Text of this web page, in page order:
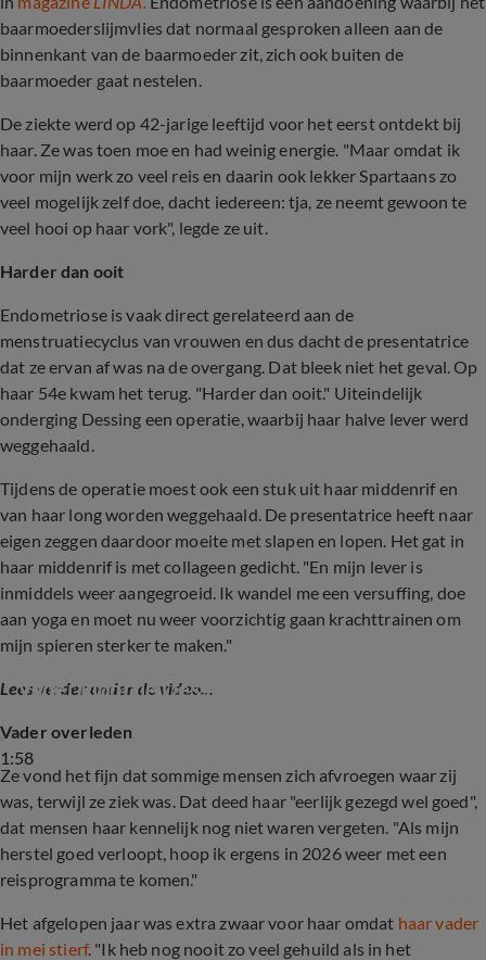
baarmoederslijmvlies dat normaal gesproken alleen aan de
binnenkant van de baarmoeder zit, zich ook buiten de
baarmoeder gaat nestelen.
De ziekte werd op 42-jarige leeftijd voor het eerst ontdekt bij
haar. Ze was toen moe en had weinig energie. "Maar omdat ik
voor mijn werk zo veel reis en daarin ook lekker Spartaans zo
veel mogelijk zelf doe, dacht iedereen: tja, ze neemt gewoon te
veel hooi op haar vork", legde ze uit.
Harder dan ooit
Endometriose is vaak direct gerelateerd aan de
menstruatiecyclus van vrouwen en dus dacht de presentatrice
dat ze ervan af was na de overgang. Dat bleek niet het geval. Op
haar 54e kwam het terug. "Harder dan ooit." Uiteindelijk
onderging Dessing een operatie, waarbij haar halve lever werd
weggehaald.
Tijdens de operatie moest ook een stuk uit haar middenrif en
van haar long worden weggehaald. De presentatrice heeft naar
eigen zeggen daardoor moeite met slapen en lopen. Het gat in
haar middenrif is met collageen gedicht. "En mijn lever is
inmiddels weer aangegroeid. Ik wandel me een versuffing, doe
aan yoga en moet nu weer voorzichtig gaan krachttrainen om
mijn spieren sterker te maken."
Lees verder onder de video...
1:58
Vader Floortje Dessing overleden
Vader overleden
Ze vond het fijn dat sommige mensen zich afvroegen waar zij
was, terwijl ze ziek was. Dat deed haar "eerlijk gezegd wel goed",
dat mensen haar kennelijk nog niet waren vergeten. "Als mijn
herstel goed verloopt, hoop ik ergens in 2026 weer met een
reisprogramma te komen."
Het afgelopen jaar was extra zwaar voor haar omdat haar vader
in mei stierf. "Ik heb nog nooit zo veel gehuild als in het